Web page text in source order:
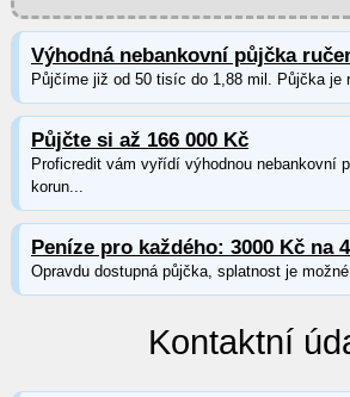
Výhodná nebankovní půjčka
Půjčíme již od 50 tisíc do 1,88 mil. Půjčka je
Půjčte si až 166 000 Kč
Proficredit vám vyřídí výhodnou nebankovní
korun...
Peníze pro každého: 3000 Kč na
Opravdu dostupná půjčka, splatnost je možné
Kontaktní